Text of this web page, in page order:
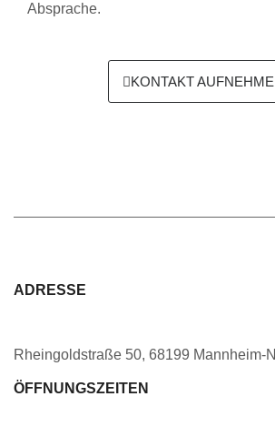
Absprache.
KONTAKT
ADRESSE
Rheingoldstraße 50, 68199 Mannheim-
ÖFFNUNGSZEITEN